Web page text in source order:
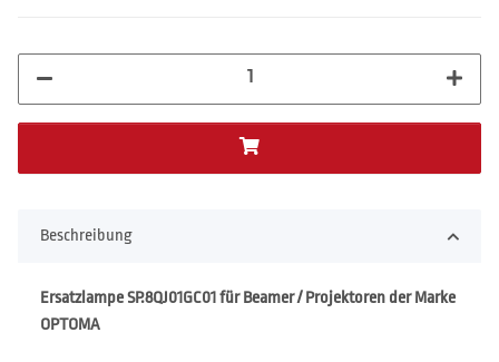
Beschreibung
Ersatzlampe SP.8QJ01GC01 für Beamer / Projektoren der Marke
OPTOMA